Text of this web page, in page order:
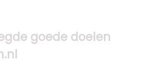
goede doelen